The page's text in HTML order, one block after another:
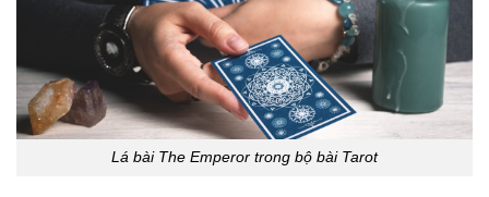
Lá bài The Emperor trong bộ bài Tarot